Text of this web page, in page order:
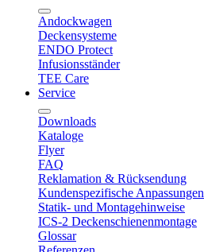
Andockwagen
Deckensysteme
ENDO Protect
Infusionsständer
TEE Care
Service
Downloads
Kataloge
Flyer
FAQ
Reklamation & Rücksendung
Kundenspezifische Anpassungen
Statik- und Montagehinweise
ICS-2 Deckenschienenmontage
Glossar